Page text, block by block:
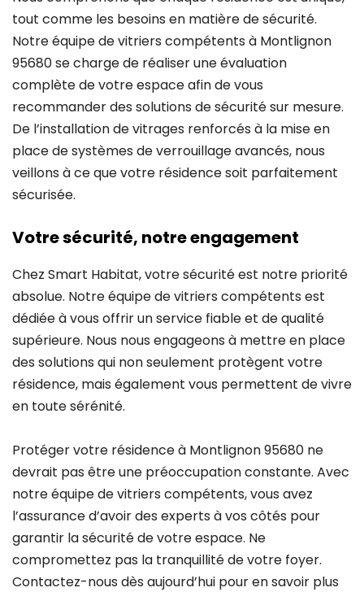
tout comme les besoins en matière de sécurité.
Notre équipe de vitriers compétents à Montlignon
95680 se charge de réaliser une évaluation
complète de votre espace afin de vous
recommander des solutions de sécurité sur mesure.
De l’installation de vitrages renforcés à la mise en
place de systèmes de verrouillage avancés, nous
veillons à ce que votre résidence soit parfaitement
sécurisée.
Votre sécurité, notre engagement
Chez Smart Habitat, votre sécurité est notre priorité
absolue. Notre équipe de vitriers compétents est
dédiée à vous offrir un service fiable et de qualité
supérieure. Nous nous engageons à mettre en place
des solutions qui non seulement protègent votre
résidence, mais également vous permettent de vivre
en toute sérénité.
Protéger votre résidence à Montlignon 95680 ne
devrait pas être une préoccupation constante. Avec
notre équipe de vitriers compétents, vous avez
l’assurance d’avoir des experts à vos côtés pour
garantir la sécurité de votre espace. Ne
compromettez pas la tranquillité de votre foyer.
Contactez-nous dès aujourd’hui pour en savoir plus